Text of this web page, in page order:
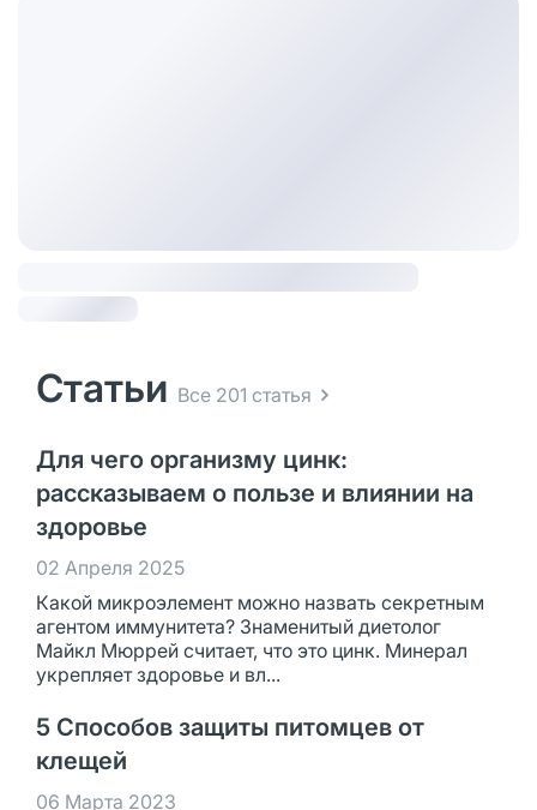
Статьи Все 201 статья
Для чего организму цинк:
рассказываем о пользе и влиянии на
здоровье
02 Апреля 2025
Какой микроэлемент можно назвать секретным
агентом иммунитета? Знаменитый диетолог
Майкл Мюррей считает, что это цинк. Минерал
укрепляет здоровье и вл...
5 Способов защиты питомцев от
клещей
06 Марта 2023